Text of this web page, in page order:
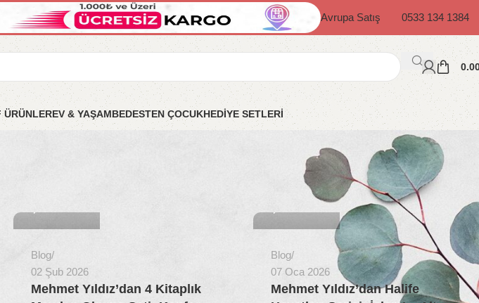
Avrupa Satış 0533 134 1384
ÜRÜNLEREV & YAŞAMBEDESTEN ÇOCUKHEDİYE SETLERİ
Blog
02 Şub 2026
Mehmet Yıldız’dan 4 Kitaplık
MyBedesten
Blog
07 Oca 2026
Mehmet Yıldız’dan Halife